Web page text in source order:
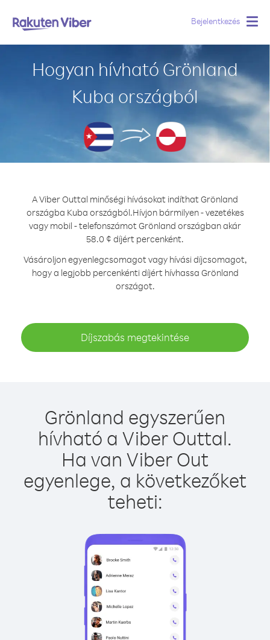
Bejelentkezés
Hogyan hívható Grönland
Kuba országból
A Viber Outtal minőségi hívásokat indíthat Grönland
országba Kuba országból.Hívjon bármilyen - vezetékes
vagy mobil - telefonszámot Grönland országban akár
58.0 ¢ díjért percenként.
Vásároljon egyenlegcsomagot vagy hívási díjcsomagot,
hogy a legjobb percenkénti díjért hívhassa Grönland
országot.
Díjszabás megtekintése
Grönland egyszerűen
hívható a Viber Outtal.
Ha van Viber Out
egyenlege, a következőket
teheti: